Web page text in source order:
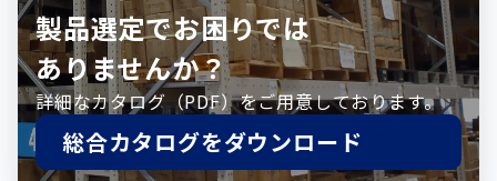
製品選定でお困りでは
ありませんか？
詳細なカタログ（PDF）をご用意しております。
総合カタログをダウンロード